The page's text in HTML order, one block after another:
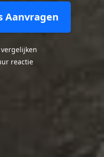
Aanvragen
reactie